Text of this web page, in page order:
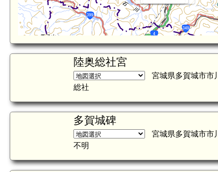
陸奥総社宮
宮城県多賀城市市
総社
多賀城碑
宮城県多賀城市市
不明